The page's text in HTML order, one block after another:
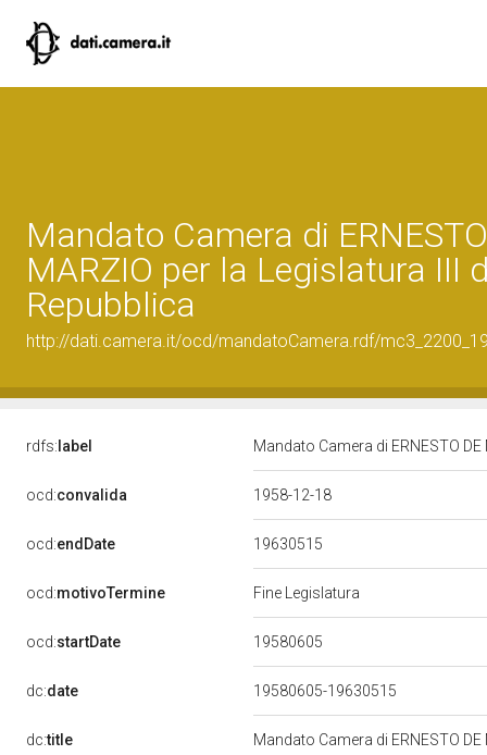
Mandato Camera di
MARZIO per la Legislatura III
Repubblica
http://dati.camera.it/ocd/mandatoCamera.rdf/
rdfs: label Mandato Camera di ERNESTO
ocd:convalida 1958-12-18
ocd:endDate 19630515
ocd:motivoTermine Fine Legislatura
ocd:startDate 19580605
dc:date 19580605-19630515
dc:title Mandato Camera di ERNESTO